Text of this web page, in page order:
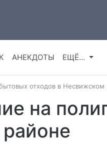
АНЕКДОТЫ ЕЩЁ…
отходов в Несвижском
на